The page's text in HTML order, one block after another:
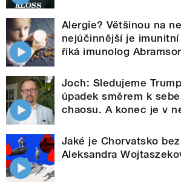
Alergie? Většinou na
nejúčinnější je
říká imunolog
Joch: Sledujeme
úpadek směrem k
chaosu. A konec je v
Jaké je Chorvatsko
Aleksandra